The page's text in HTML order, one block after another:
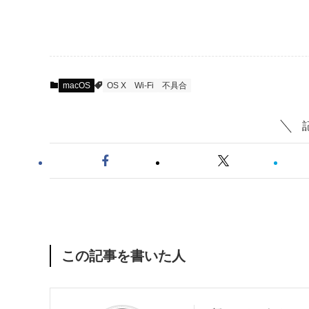
macOS OS X Wi-Fi 不具合
この記事を書いた人